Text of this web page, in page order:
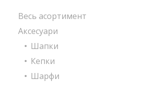
Весь асортимент
Аксесуари
Шапки
Кепки
Шарфи